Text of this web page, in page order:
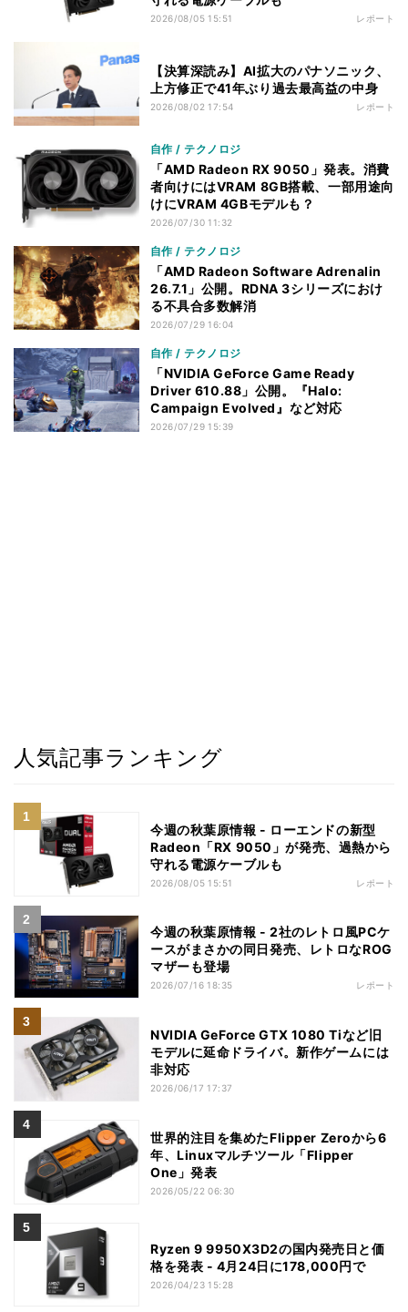
2026/08/05 15:51 レポート
【決算深読み】AI拡大のパナソニック、
上方修正で41年ぶり過去最高益の中身
2026/08/02 17:54 レポート
自作 / テクノロジ
「AMD Radeon RX 9050」発表。消費
者向けにはVRAM 8GB搭載、一部用途向
けにVRAM 4GBモデルも？
2026/07/30 11:32
自作 / テクノロジ
「AMD Radeon Software Adrenalin
26.7.1」公開。RDNA 3シリーズにおけ
る不具合多数解消
2026/07/29 16:04
自作 / テクノロジ
「NVIDIA GeForce Game Ready
Driver 610.88」公開。『Halo:
Campaign Evolved』など対応
2026/07/29 15:39
人気記事ランキング
今週の秋葉原情報 - ローエンドの新型
Radeon「RX 9050」が発売、過熱から
守れる電源ケーブルも
2026/08/05 15:51 レポート
今週の秋葉原情報 - 2社のレトロ風PCケ
ースがまさかの同日発売、レトロなROG
マザーも登場
2026/07/16 18:35 レポート
NVIDIA GeForce GTX 1080 Tiなど旧
モデルに延命ドライバ。新作ゲームには
非対応
2026/06/17 17:37
世界的注目を集めたFlipper Zeroから6
年、Linuxマルチツール「Flipper
One」発表
2026/05/22 06:30
Ryzen 9 9950X3D2の国内発売日と価
格を発表 - 4月24日に178,000円で
2026/04/23 15:28